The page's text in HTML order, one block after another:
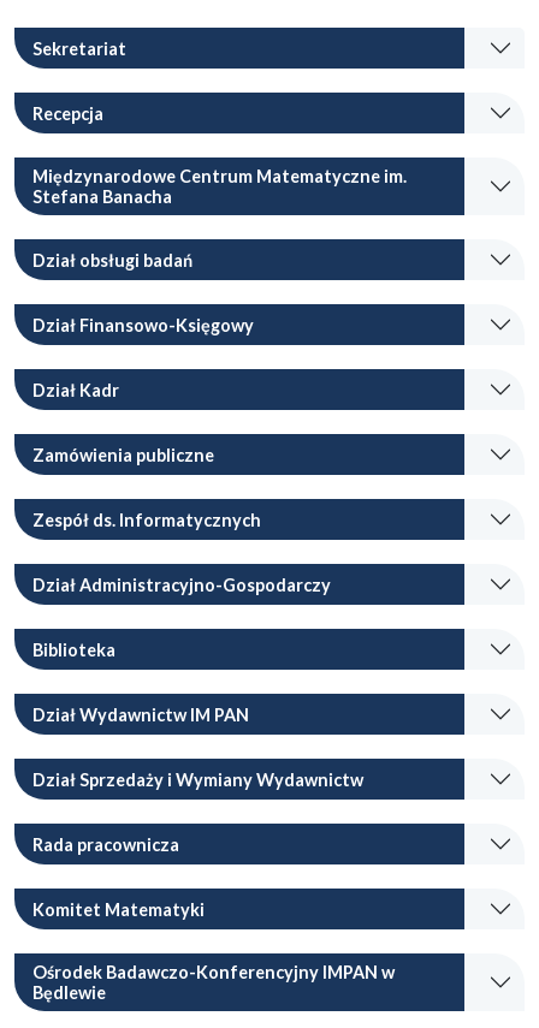
Sekretariat
Recepcja
Międzynarodowe Centrum Matematyczne im.
Stefana Banacha
Dział obsługi badań
Dział Finansowo-Księgowy
Dział Kadr
Zamówienia publiczne
Zespół ds. Informatycznych
Dział Administracyjno-Gospodarczy
Biblioteka
Dział Wydawnictw IM PAN
Dział Sprzedaży i Wymiany Wydawnictw
Rada pracownicza
Komitet Matematyki
Ośrodek Badawczo-Konferencyjny IMPAN w
Będlewie